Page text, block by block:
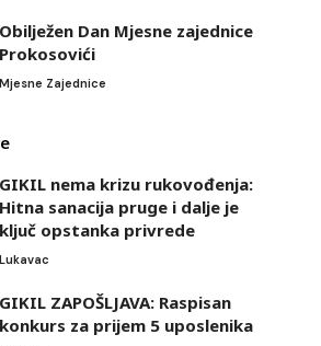
Obilježen Dan Mjesne zajednice
Prokosovići
Mjesne Zajednice
GIKIL nema krizu rukovođenja:
Hitna sanacija pruge i dalje je
ključ opstanka privrede
Lukavac
GIKIL ZAPOŠLJAVA: Raspisan
konkurs za prijem 5 uposlenika